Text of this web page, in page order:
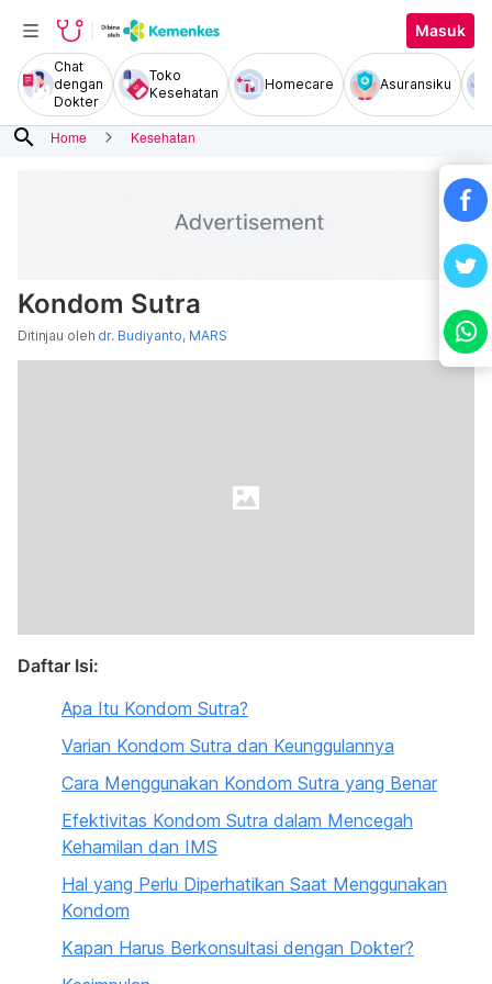
Masuk
Chat
dengan
Dokter
Toko
Kesehatan
Homecare Asuransiku
search Home Kesehatan
Kondom Sutra
Ditinjau oleh dr. Budiyanto, MARS
Daftar Isi:
Apa Itu Kondom Sutra?
Varian Kondom Sutra dan Keunggulannya
Cara Menggunakan Kondom Sutra yang Benar
Efektivitas Kondom Sutra dalam Mencegah
Kehamilan dan IMS
Hal yang Perlu Diperhatikan Saat Menggunakan
Kondom
Kapan Harus Berkonsultasi dengan Dokter?